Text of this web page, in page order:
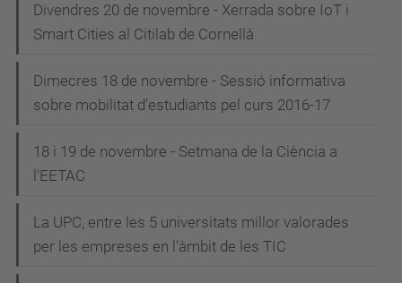
Divendres 20 de novembre - Xerrada sobre IoT i
Smart Cities al Citilab de Cornellà
Dimecres 18 de novembre - Sessió informativa
sobre mobilitat d'estudiants pel curs 2016-17
18 i 19 de novembre - Setmana de la Ciència a
l'EETAC
La UPC, entre les 5 universitats millor valorades
per les empreses en l'àmbit de les TIC